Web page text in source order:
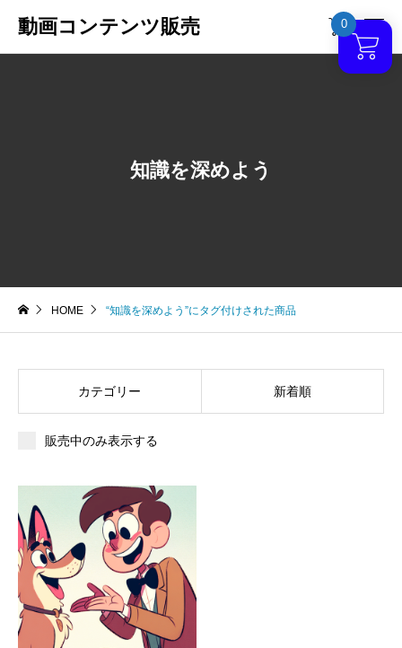
動画コンテンツ販売 
知識を深めよう
HOME “知識を深めよう”にタグ付けされた商品
カテゴリー 新着順
販売中のみ表示する
0